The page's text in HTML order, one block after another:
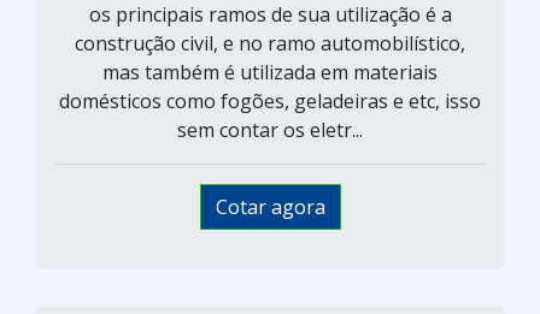
os principais ramos de sua utilização é a
construção civil, e no ramo automobilístico,
mas também é utilizada em materiais
domésticos como fogões, geladeiras e etc, isso
sem contar os eletr...
Cotar agora